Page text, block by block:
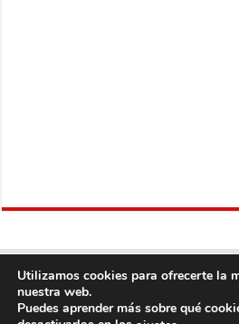
Utilizamos cookies para ofrecerte la
nuestra web.
Puedes aprender más sobre qué